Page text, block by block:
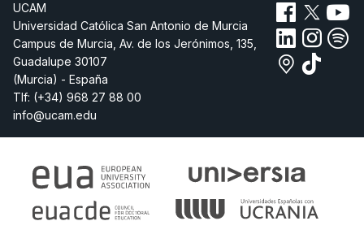
UCAM
Universidad Católica San Antonio de Murcia
Campus de Murcia, Av. de los Jerónimos, 135,
Guadalupe 30107
(Murcia) - España
Tlf: (+34) 968 27 88 00
info@ucam.edu